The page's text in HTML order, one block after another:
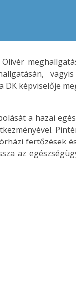
képviselője
a hazai
fertőzések
az